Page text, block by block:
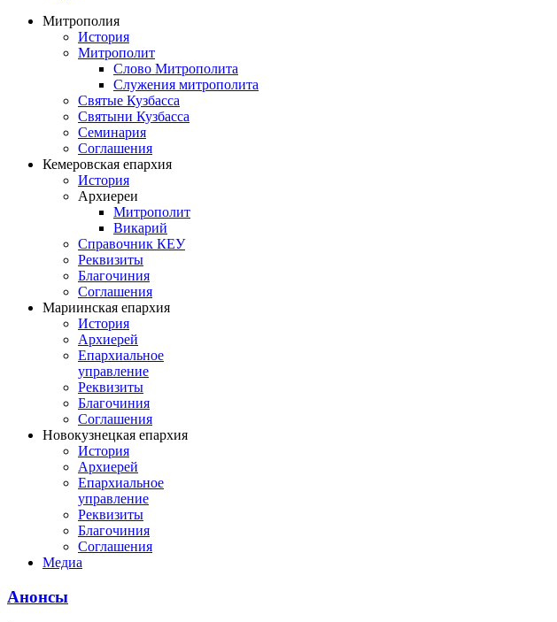
Митрополия
История
Митрополит
Слово Митрополита
Служения митрополита
Святые Кузбасса
Святыни Кузбасса
Семинария
Соглашения
Кемеровская епархия
История
Архиереи
Митрополит
Викарий
Справочник КЕУ
Реквизиты
Благочиния
Соглашения
Мариинская епархия
История
Архиерей
Епархиальное
управление
Реквизиты
Благочиния
Соглашения
Новокузнецкая епархия
История
Архиерей
Епархиальное
управление
Реквизиты
Благочиния
Соглашения
Медиа
Анонсы